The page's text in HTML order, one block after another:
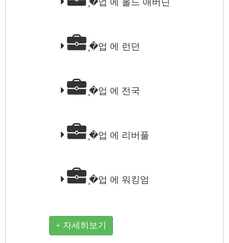
̧�업 에 올드 애버딘
̧�업 에 런던
̧�업 에 전국
̧�업 에 리버풀
̧�업 에 워킹엄
+ 자세히보기